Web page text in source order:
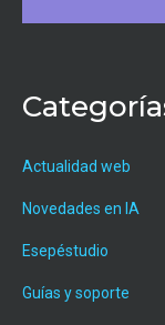
Actualidad web
Novedades en IA
Esepéstudio
Guías y soporte